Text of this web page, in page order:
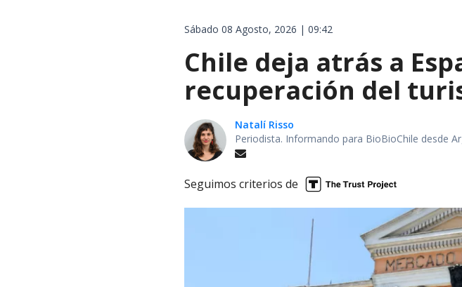
Sábado 08 Agosto, 2026 | 09:42
Chile deja atrás a
recuperación del
Natalí Risso
Periodista. Informando para BioBioChile desde
Seguimos criterios de